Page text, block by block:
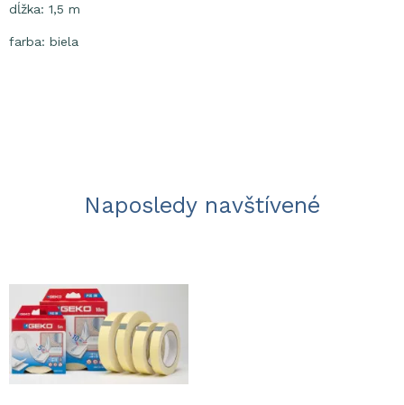
dĺžka: 1,5 m
farba: biela
Naposledy navštívené